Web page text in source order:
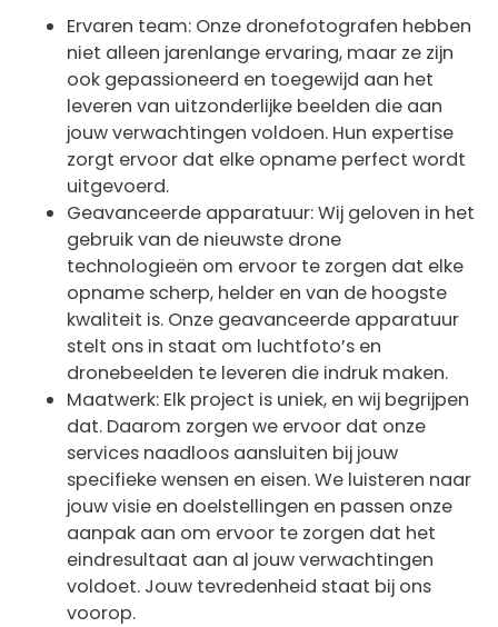
Ervaren team: Onze dronefotografen hebben
niet alleen jarenlange ervaring, maar ze zijn
ook gepassioneerd en toegewijd aan het
leveren van uitzonderlijke beelden die aan
jouw verwachtingen voldoen. Hun expertise
zorgt ervoor dat elke opname perfect wordt
uitgevoerd.
Geavanceerde apparatuur: Wij geloven in het
gebruik van de nieuwste drone
technologieën om ervoor te zorgen dat elke
opname scherp, helder en van de hoogste
kwaliteit is. Onze geavanceerde apparatuur
stelt ons in staat om luchtfoto’s en
dronebeelden te leveren die indruk maken.
Maatwerk: Elk project is uniek, en wij begrijpen
dat. Daarom zorgen we ervoor dat onze
services naadloos aansluiten bij jouw
specifieke wensen en eisen. We luisteren naar
jouw visie en doelstellingen en passen onze
aanpak aan om ervoor te zorgen dat het
eindresultaat aan al jouw verwachtingen
voldoet. Jouw tevredenheid staat bij ons
voorop.